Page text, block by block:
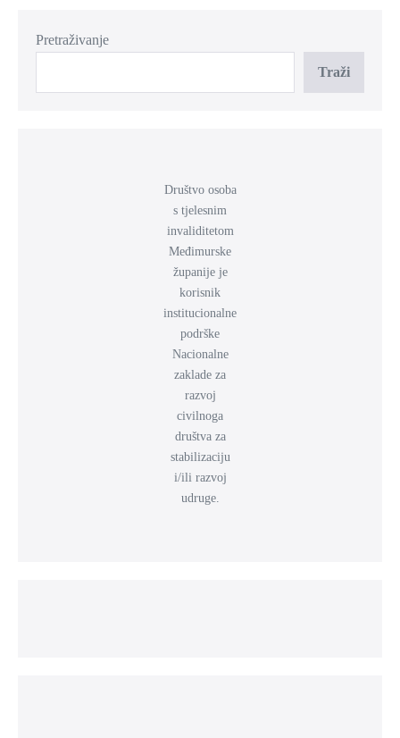
Pretraživanje
Traži
Društvo osoba
s tjelesnim
invaliditetom
Međimurske
županije je
korisnik
institucionalne
podrške
Nacionalne
zaklade za
razvoj
civilnoga
društva za
stabilizaciju
i/ili razvoj
udruge.